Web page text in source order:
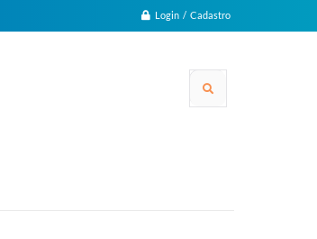
Login / Cadastro